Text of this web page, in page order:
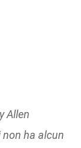
Allen
non ha alcun